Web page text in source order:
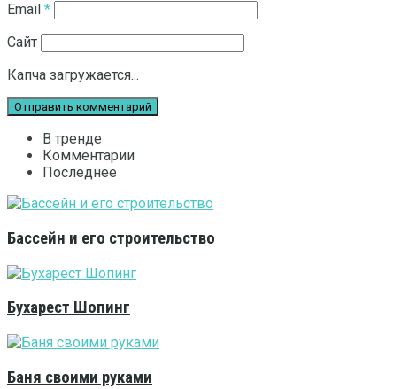
Email *
Сайт
Капча загружается...
В тренде
Комментарии
Последнее
Бассейн и его строительство
Бухарест Шопинг
Баня своими руками